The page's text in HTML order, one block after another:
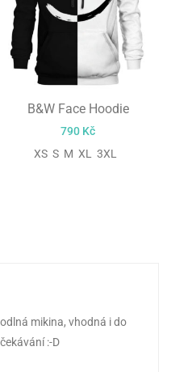
B&W Face Hoodie
790 Kč
XS S M XL 3XL
mikina, vhodná i do
:-D